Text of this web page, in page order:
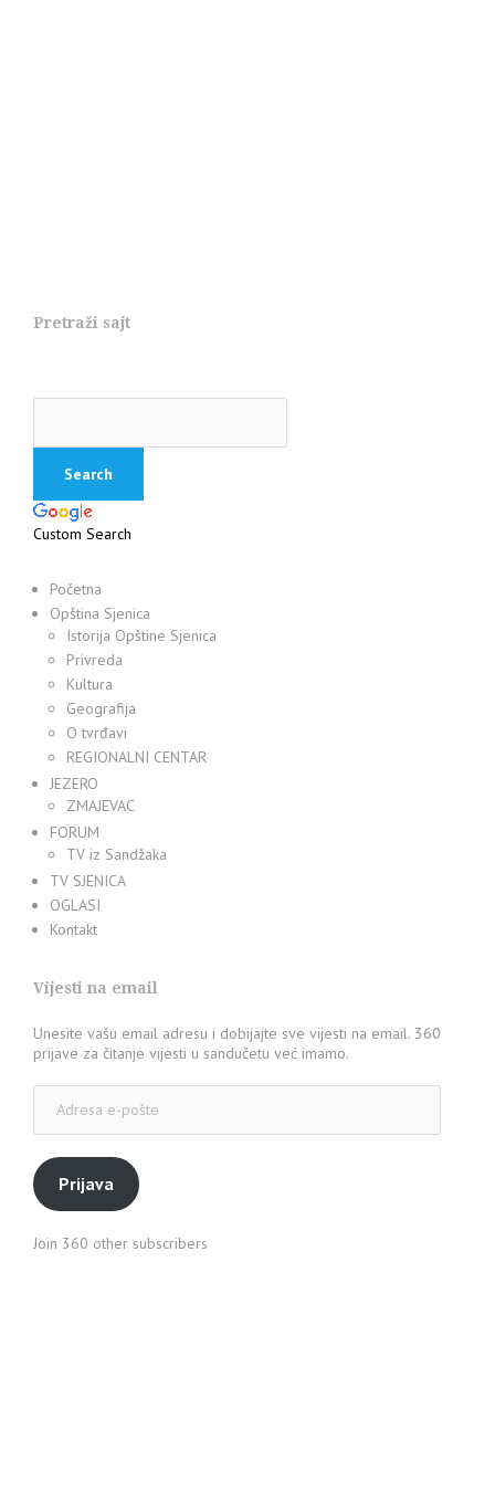
Pretraži sajt
Custom Search
Početna
Opština Sjenica
Istorija Opštine Sjenica
Privreda
Kultura
Geografija
O tvrđavi
REGIONALNI CENTAR
JEZERO
ZMAJEVAC
FORUM
TV iz Sandžaka
TV SJENICA
OGLASI
Kontakt
Vijesti na email
Unesite vašu email adresu i dobijajte sve vijesti na email. 360
prijave za čitanje vijesti u sandučetu već imamo.
pošte
Prijava
Join 360 other subscribers